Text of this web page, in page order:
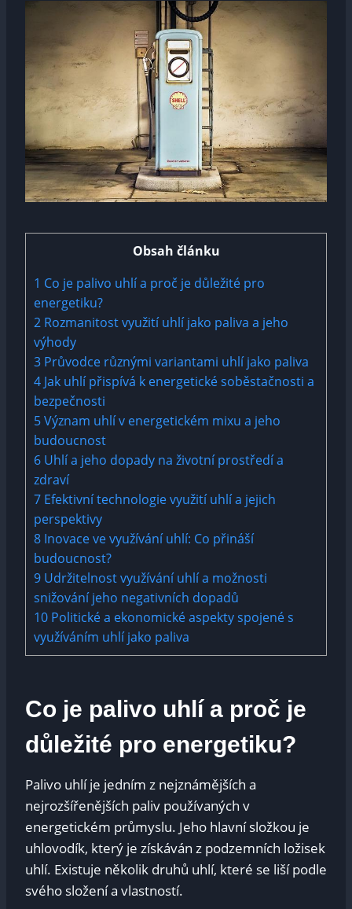
Obsah článku
1 Co je palivo uhlí a proč je důležité pro
energetiku?
2 Rozmanitost využití uhlí jako paliva a jeho
výhody
3 Průvodce různými variantami uhlí jako paliva
4 Jak uhlí přispívá k energetické soběstačnosti a
bezpečnosti
5Význam uhlí v energetickém mixu a jeho
budoucnost
6 Uhlí a jeho dopady na životní prostředí a
zdraví
7 Efektivní technologie využití uhlí a jejich
perspektivy
8 Inovace ve využívání uhlí: Co přináší
budoucnost?
9 Udržitelnost využívání uhlí a možnosti
snižování jeho negativních dopadů
10 Politické a ekonomické aspekty spojené s
využíváním uhlí jako paliva
Co je palivo uhlí a proč je
důležité pro energetiku?
Palivo uhlí je jedním z nejznámějších a
nejrozšířenějších paliv používaných v
energetickém průmyslu. Jeho hlavní složkou je
uhlovodík, který je získáván z podzemních ložisek
uhlí. Existuje několik druhů uhlí, které se liší podle
svého složení a vlastností.